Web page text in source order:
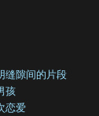
缝隙间的片段
孩
恋爱